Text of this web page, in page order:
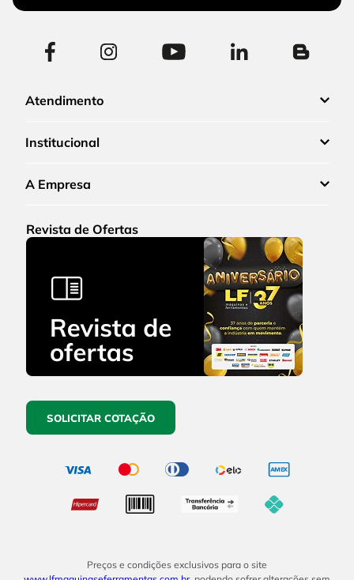
Atendimento
Institucional
A Empresa
Revista de Ofertas
SOLICITAR COTAÇÃO
Preços e condições exclusivos para o site